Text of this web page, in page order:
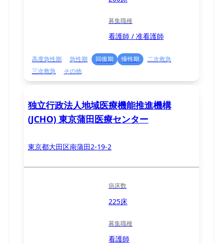
募集職種
看護師 / 准看護師
高度急性期 急性期 回復期 慢性期
二次救急
三次救急
その他
独立行政法人地域医療機能推進機構
(JCHO) 東京蒲田医療センター
東京都大田区南蒲田2-19-2
病床数
225床
募集職種
看護師